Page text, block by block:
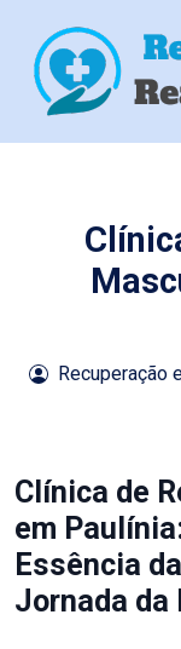
Recuperação
Clínica de
em
Essência
Jornada da